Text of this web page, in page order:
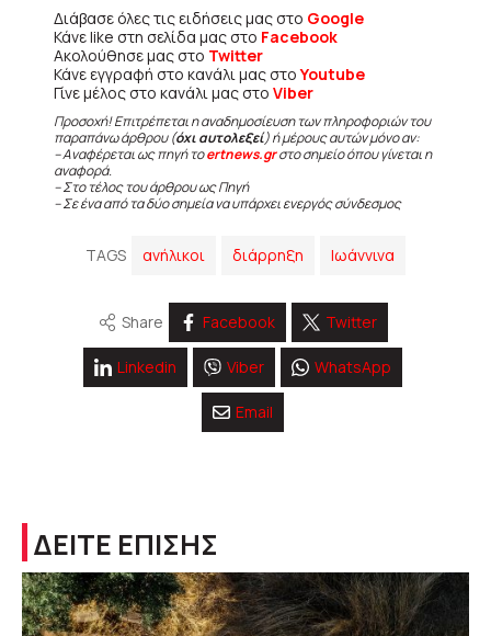
Διάβασε όλες τις ειδήσεις μας στο Google
Κάνε like στη σελίδα μας στο Facebook
Ακολούθησε μας στο Twitter
Κάνε εγγραφή στο κανάλι μας στοYoutube
Γίνε μέλος στο κανάλι μας στο Viber
Προσοχή! Επιτρέπεται η αναδημοσίευση των πληροφοριών του
παραπάνω άρθρου (όχι αυτολεξεί) ή μέρους αυτών μόνο αν:
– Αναφέρεται ως πηγή τοertnews.grστο σημείο όπου γίνεται η
αναφορά.
– Στο τέλος του άρθρου ως Πηγή
– Σε ένα από τα δύο σημεία να υπάρχει ενεργός σύνδεσμος
TAGS ανήλικοι διάρρηξη Ιωάννινα
Share Facebook Twitter
Linkedin Viber WhatsApp
Email
ΔΕΙΤΕ ΕΠΙΣΗΣ